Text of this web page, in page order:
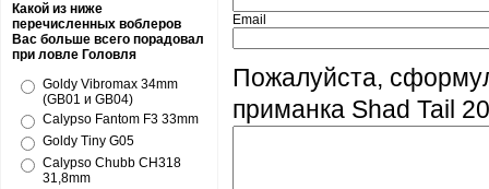
Какой из ниже
перечисленных воблеров
Вас больше всего порадовал
при ловле Головля
Goldy Vibromax 34mm
(GB01 и GB04)
Calypso Fantom F3 33mm
Goldy Tiny G05
Calypso Chubb CH318
31,8mm
Email
Пожалуйста,
приманка Shad Tail